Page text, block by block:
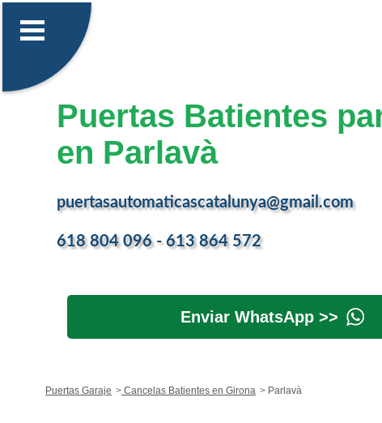
Puertas Batientes
en Parlavà
puertasautomaticascatalunya@gmail.com
618 804 096 - 613 864 572
Enviar WhatsApp >>
Puertas Garaje Cancelas Batientes en Girona Parlavà